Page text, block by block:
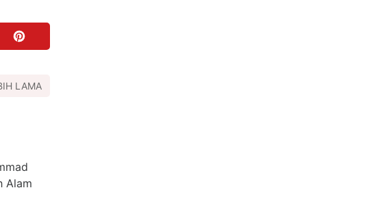
LAMA
Alam